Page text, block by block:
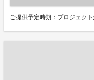
ご提供予定時期：プロジェク